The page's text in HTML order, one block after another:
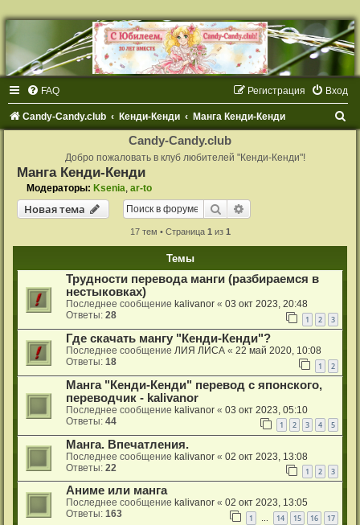
FAQ Вход
Регистрация
Candy-Candy.club Кенди-Кенди Манга Кенди-Кенди
Candy-Candy.club
Добро пожаловать в клуб любителей "Кенди-Кенди"!
Манга Кенди-Кенди
Модераторы: Ksenia, ar-to
Новая тема Поиск
17 тем • Страница 1 из 1
Темы
Трудности перевода манги (разбираемся в
нестыковках)
Последнее сообщение kalivanor « 03 окт 2023, 20:48
Ответы: 28 1 2 3
Где скачать мангу "Кенди-Кенди"?
Последнее сообщение ЛИЯ ЛИСА « 22 май 2020, 10:08
Ответы: 18 1 2
Манга "Кенди-Кенди" перевод с японского,
переводчик - kalivanor
Последнее сообщение kalivanor « 03 окт 2023, 05:10
Ответы: 44 1 2 3 4 5
Манга. Впечатления.
Последнее сообщение kalivanor « 02 окт 2023, 13:08
Ответы: 22 1 2 3
Аниме или манга
Последнее сообщение kalivanor « 02 окт 2023, 13:05
Ответы: 163 1 … 14 15 16 17